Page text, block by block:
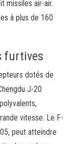
missiles air-air.
à plus de 160
furtives
dotés de
J-20
vitesse. Le F-
peut atteindre